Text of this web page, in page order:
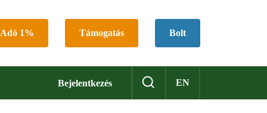
Adó 1% Támogatás Bolt
Bejelentkezés EN